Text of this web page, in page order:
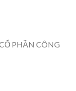
PHẦN CÔNG